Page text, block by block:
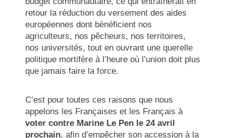
retour la réduction du versement des aides
européennes dont bénéficient nos
agriculteurs, nos pêcheurs, nos territoires,
nos universités, tout en ouvrant une querelle
politique mortifère à l’heure où l’union doit plus
que jamais faire la force.
C’est pour toutes ces raisons que nous
appelons les Françaises et les Français à
voter contre Marine Le Pen le 24 avril
prochain, afin d’empêcher son accession à la